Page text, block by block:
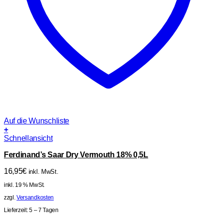
Auf die Wunschliste
+
Schnellansicht
Ferdinand’s Saar Dry Vermouth 18% 0,5L
16,95€ inkl. MwSt.
inkl. 19 % MwSt.
zzgl.Versandkosten
Lieferzeit:5 – 7 Tagen